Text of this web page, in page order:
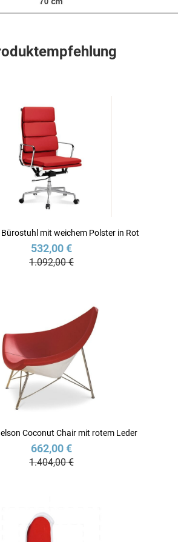
Bürostuhl mit weichem Polster in Rot
532,00 €
1.092,00 €
Coconut Chair mit rotem Leder
662,00 €
1.404,00 €